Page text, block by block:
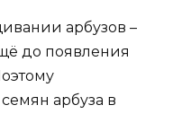
арбузов –
до появления
арбуза в